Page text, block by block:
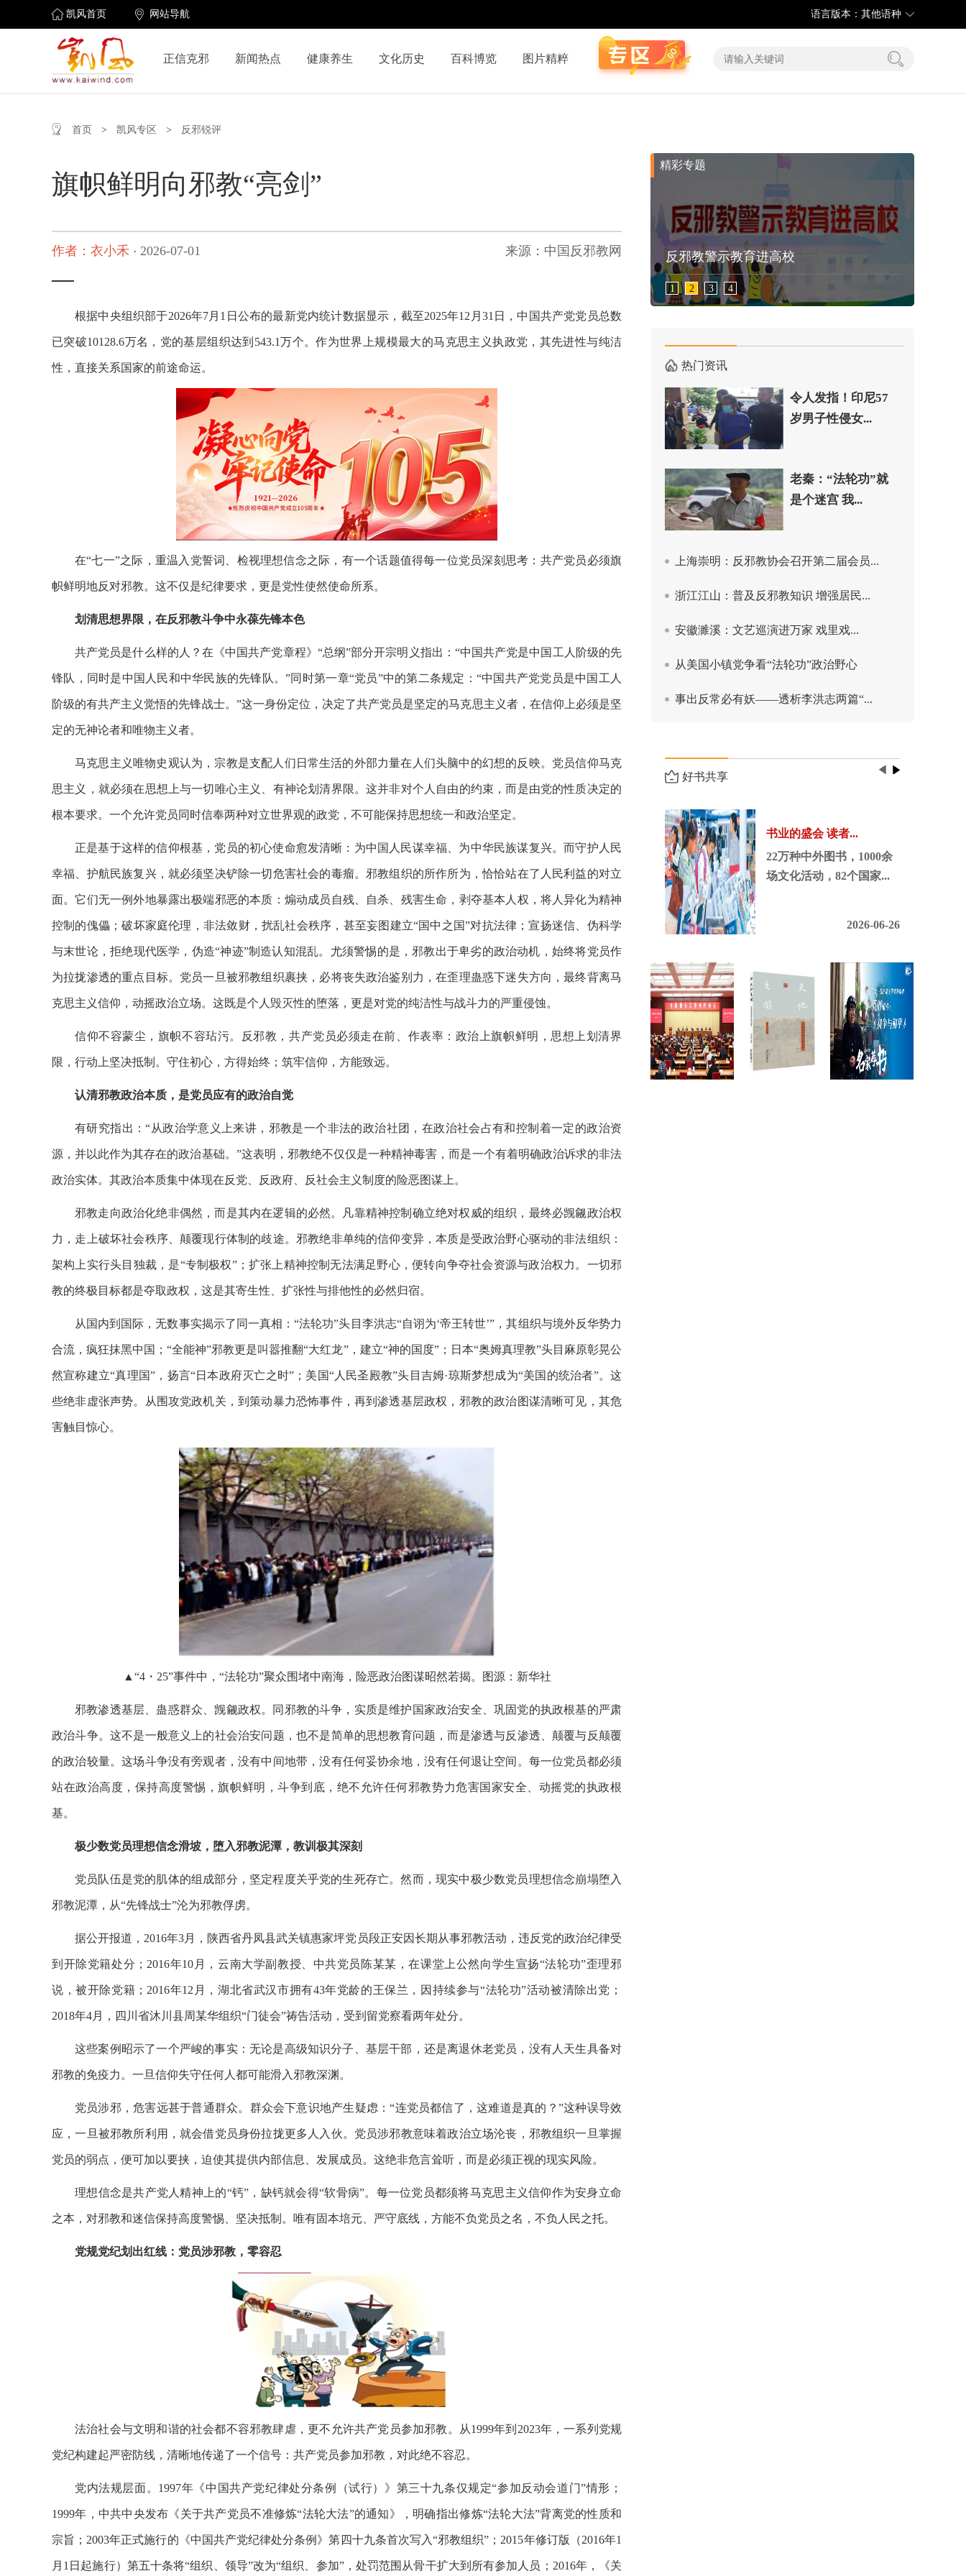
凯风首页 网站导航 语言版本：其他语种
正信克邪 新闻热点 健康养生 文化历史 百科博览 图片精粹
首页 > 凯风专区 > 反邪锐评
旗帜鲜明向邪教“亮剑”
作者：衣小禾 · 2026-07-01 来源：中国反邪教网
根据中央组织部于2026年7月1日公布的最新党内统计数据显示，截至2025年12月31日，中国共产党党员总数
已突破10128.6万名，党的基层组织达到543.1万个。作为世界上规模最大的马克思主义执政党，其先进性与纯洁
性，直接关系国家的前途命运。
在“七一”之际，重温入党誓词、检视理想信念之际，有一个话题值得每一位党员深刻思考：共产党员必须旗
帜鲜明地反对邪教。这不仅是纪律要求，更是党性使然使命所系。
划清思想界限，在反邪教斗争中永葆先锋本色
共产党员是什么样的人？在《中国共产党章程》“总纲”部分开宗明义指出：“中国共产党是中国工人阶级的先
锋队，同时是中国人民和中华民族的先锋队。”同时第一章“党员”中的第二条规定：“中国共产党党员是中国工人
阶级的有共产主义觉悟的先锋战士。”这一身份定位，决定了共产党员是坚定的马克思主义者，在信仰上必须是坚
定的无神论者和唯物主义者。
马克思主义唯物史观认为，宗教是支配人们日常生活的外部力量在人们头脑中的幻想的反映。党员信仰马克
思主义，就必须在思想上与一切唯心主义、有神论划清界限。这并非对个人自由的约束，而是由党的性质决定的
根本要求。一个允许党员同时信奉两种对立世界观的政党，不可能保持思想统一和政治坚定。
正是基于这样的信仰根基，党员的初心使命愈发清晰：为中国人民谋幸福、为中华民族谋复兴。而守护人民
幸福、护航民族复兴，就必须坚决铲除一切危害社会的毒瘤。邪教组织的所作所为，恰恰站在了人民利益的对立
面。它们无一例外地暴露出极端邪恶的本质：煽动成员自残、自杀、残害生命，剥夺基本人权，将人异化为精神
控制的傀儡；破坏家庭伦理，非法敛财，扰乱社会秩序，甚至妄图建立“国中之国”对抗法律；宣扬迷信、伪科学
与末世论，拒绝现代医学，伪造“神迹”制造认知混乱。尤须警惕的是，邪教出于卑劣的政治动机，始终将党员作
为拉拢渗透的重点目标。党员一旦被邪教组织裹挟，必将丧失政治鉴别力，在歪理蛊惑下迷失方向，最终背离马
克思主义信仰，动摇政治立场。这既是个人毁灭性的堕落，更是对党的纯洁性与战斗力的严重侵蚀。
信仰不容蒙尘，旗帜不容玷污。反邪教，共产党员必须走在前、作表率：政治上旗帜鲜明，思想上划清界
限，行动上坚决抵制。守住初心，方得始终；筑牢信仰，方能致远。
认清邪教政治本质，是党员应有的政治自觉
有研究指出：“从政治学意义上来讲，邪教是一个非法的政治社团，在政治社会占有和控制着一定的政治资
源，并以此作为其存在的政治基础。”这表明，邪教绝不仅仅是一种精神毒害，而是一个有着明确政治诉求的非法
政治实体。其政治本质集中体现在反党、反政府、反社会主义制度的险恶图谋上。
邪教走向政治化绝非偶然，而是其内在逻辑的必然。凡靠精神控制确立绝对权威的组织，最终必觊觎政治权
力，走上破坏社会秩序、颠覆现行体制的歧途。邪教绝非单纯的信仰变异，本质是受政治野心驱动的非法组织：
架构上实行头目独裁，是“专制极权”；扩张上精神控制无法满足野心，便转向争夺社会资源与政治权力。一切邪
教的终极目标都是夺取政权，这是其寄生性、扩张性与排他性的必然归宿。
从国内到国际，无数事实揭示了同一真相：“法轮功”头目李洪志“自诩为‘帝王转世’”，其组织与境外反华势力
合流，疯狂抹黑中国；“全能神”邪教更是叫嚣推翻“大红龙”，建立“神的国度”；日本“奥姆真理教”头目麻原彰晃公
然宣称建立“真理国”，扬言“日本政府灭亡之时”；美国“人民圣殿教”头目吉姆·琼斯梦想成为“美国的统治者”。这
些绝非虚张声势。从围攻党政机关，到策动暴力恐怖事件，再到渗透基层政权，邪教的政治图谋清晰可见，其危
害触目惊心。
▲“4・25”事件中，“法轮功”聚众围堵中南海，险恶政治图谋昭然若揭。图源：新华社
邪教渗透基层、蛊惑群众、觊觎政权。同邪教的斗争，实质是维护国家政治安全、巩固党的执政根基的严肃
政治斗争。这不是一般意义上的社会治安问题，也不是简单的思想教育问题，而是渗透与反渗透、颠覆与反颠覆
的政治较量。这场斗争没有旁观者，没有中间地带，没有任何妥协余地，没有任何退让空间。每一位党员都必须
站在政治高度，保持高度警惕，旗帜鲜明，斗争到底，绝不允许任何邪教势力危害国家安全、动摇党的执政根
基。
极少数党员理想信念滑坡，堕入邪教泥潭，教训极其深刻
党员队伍是党的肌体的组成部分，坚定程度关乎党的生死存亡。然而，现实中极少数党员理想信念崩塌堕入
邪教泥潭，从“先锋战士”沦为邪教俘虏。
据公开报道，2016年3月，陕西省丹凤县武关镇惠家坪党员段正安因长期从事邪教活动，违反党的政治纪律受
到开除党籍处分；2016年10月，云南大学副教授、中共党员陈某某，在课堂上公然向学生宣扬“法轮功”歪理邪
说，被开除党籍；2016年12月，湖北省武汉市拥有43年党龄的王保兰，因持续参与“法轮功”活动被清除出党；
2018年4月，四川省沐川县周某华组织“门徒会”祷告活动，受到留党察看两年处分。
这些案例昭示了一个严峻的事实：无论是高级知识分子、基层干部，还是离退休老党员，没有人天生具备对
邪教的免疫力。一旦信仰失守任何人都可能滑入邪教深渊。
党员涉邪，危害远甚于普通群众。群众会下意识地产生疑虑：“连党员都信了，这难道是真的？”这种误导效
应，一旦被邪教所利用，就会借党员身份拉拢更多人入伙。党员涉邪教意味着政治立场沦丧，邪教组织一旦掌握
党员的弱点，便可加以要挟，迫使其提供内部信息、发展成员。这绝非危言耸听，而是必须正视的现实风险。
理想信念是共产党人精神上的“钙”，缺钙就会得“软骨病”。每一位党员都须将马克思主义信仰作为安身立命
之本，对邪教和迷信保持高度警惕、坚决抵制。唯有固本培元、严守底线，方能不负党员之名，不负人民之托。
党规党纪划出红线：党员涉邪教，零容忍
法治社会与文明和谐的社会都不容邪教肆虐，更不允许共产党员参加邪教。从1999年到2023年，一系列党规
党纪构建起严密防线，清晰地传递了一个信号：共产党员参加邪教，对此绝不容忍。
党内法规层面。1997年《中国共产党纪律处分条例（试行）》第三十九条仅规定“参加反动会道门”情形；
1999年，中共中央发布《关于共产党员不准修炼“法轮大法”的通知》，明确指出修炼“法轮大法”背离党的性质和
宗旨；2003年正式施行的《中国共产党纪律处分条例》第四十九条首次写入“邪教组织”；2015年修订版（2016年1
月1日起施行）第五十条将“组织、领导”改为“组织、参加”，处罚范围从骨干扩大到所有参加人员；2016年，《关